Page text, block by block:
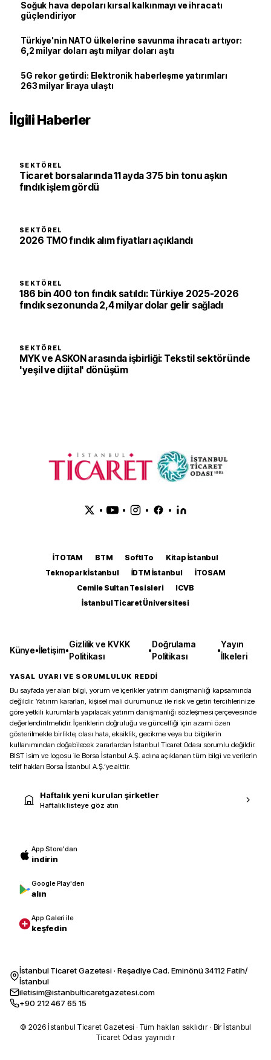
Soğuk hava depoları kırsal kalkınmayı ve ihracatı
güçlendiriyor
Türkiye'nin NATO ülkelerine savunma ihracatı artıyor:
6,2 milyar doları aştı milyar doları aştı
5G rekor getirdi: Elektronik haberleşme yatırımları
263 milyar liraya ulaştı
İlgili Haberler
SEKTÖREL
Ticaret borsalarında 11 ayda 375 bin tonu aşkın
fındık işlem gördü
SEKTÖREL
2026 TMO fındık alım fiyatları açıklandı
SEKTÖREL
186 bin 400 ton fındık satıldı: Türkiye 2025-2026
fındık sezonunda 2,4 milyar dolar gelir sağladı
SEKTÖREL
MYK ve ASKON arasında işbirliği: Tekstil sektöründe
'yeşil ve dijital' dönüşüm
• • • •
İTOTAM BTM SoftITo
Kitap İstanbul
Teknopark İstanbul
İDTM İstanbul
İTOSAM
Cemile Sultan Tesisleri
ICVB
İstanbul Ticaret Üniversitesi
Künye•İletişim•
Gizlilik ve KVKK
Politikası
•
Doğrulama
Politikası
•
Yayın
İlkeleri
YASAL UYARI VE SORUMLULUK REDDİ
Bu sayfada yer alan bilgi, yorum ve içerikler yatırım danışmanlığı kapsamında
değildir. Yatırım kararları, kişisel mali durumunuz ile risk ve getiri tercihlerinize
göre yetkili kurumlarla yapılacak yatırım danışmanlığı sözleşmesi çerçevesinde
değerlendirilmelidir. İçeriklerin doğruluğu ve güncelliği için azami özen
gösterilmekle birlikte, olası hata, eksiklik, gecikme veya bu bilgilerin
kullanımından doğabilecek zararlardan İstanbul Ticaret Odası sorumlu değildir.
BIST isim ve logosu ile Borsa İstanbul A.Ş. adına açıklanan tüm bilgi ve verilerin
telif hakları Borsa İstanbul A.Ş.’ye aittir.
Haftalık yeni kurulan şirketler
Haftalık listeye göz atın
App Store'dan
indirin
Google Play'den
alın
App Galeri ile
keşfedin
İstanbul Ticaret Gazetesi · Reşadiye Cad. Eminönü 34112 Fatih/
İstanbul
iletisim@istanbulticaretgazetesi.com
+90 212 467 65 15
© 2026 İstanbul Ticaret Gazetesi · Tüm hakları saklıdır · Bir İstanbul
Ticaret Odası yayınıdır